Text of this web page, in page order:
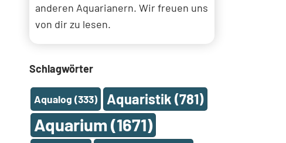
anderen Aquarianern. Wir freuen uns
von dir zu lesen.
Schlagwörter
Aqualog (333) Aquaristik (781)
Aquarium (1671)